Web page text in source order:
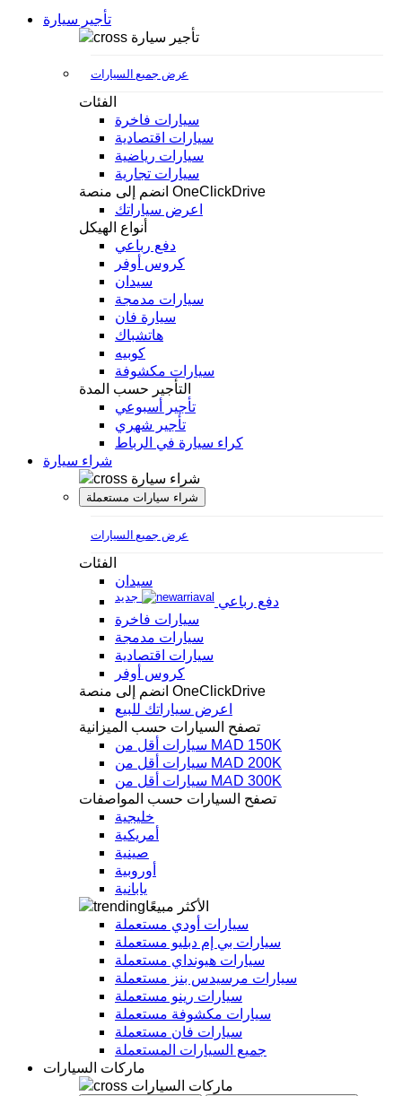
تأجير سيارة
تأجير سيارة
عرض جميع السيارات
الفئات
سيارات فاخرة
سيارات اقتصادية
سيارات رياضية
سيارات تجارية
انضم إلى منصة OneClickDrive
اعرض سياراتك
أنواع الهيكل
دفع رباعي
كروس أوفر
سيدان
سيارات مدمجة
سيارة فان
هاتشباك
كوبيه
سيارات مكشوفة
التأجير حسب المدة
تأجير أسبوعي
تأجير شهري
كراء سيارة في الرباط
شراء سيارة
شراء سيارة
شراء سيارات مستعملة
عرض جميع السيارات
الفئات
سيدان
دفع رباعي
جديد
سيارات فاخرة
سيارات مدمجة
سيارات اقتصادية
كروس أوفر
انضم إلى منصة OneClickDrive
اعرض سياراتك للبيع
تصفح السيارات حسب الميزانية
سيارات أقل من MAD 150K
سيارات أقل من MAD 200K
سيارات أقل من MAD 300K
تصفح السيارات حسب المواصفات
خليجية
أمريكية
صينية
أوروبية
يابانية
الأكثر مبيعًا
سيارات أودي مستعملة
سيارات بي إم دبليو مستعملة
سيارات هيونداي مستعملة
سيارات مرسيدس بنز مستعملة
سيارات رينو مستعملة
سيارات مكشوفة مستعملة
سيارات فان مستعملة
جميع السيارات المستعملة
ماركات السيارات
ماركات السيارات